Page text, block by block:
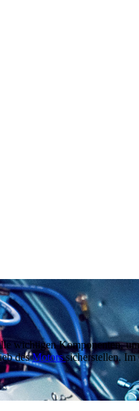
wichtigen Komponenten, um
desMotorssicherstellen.